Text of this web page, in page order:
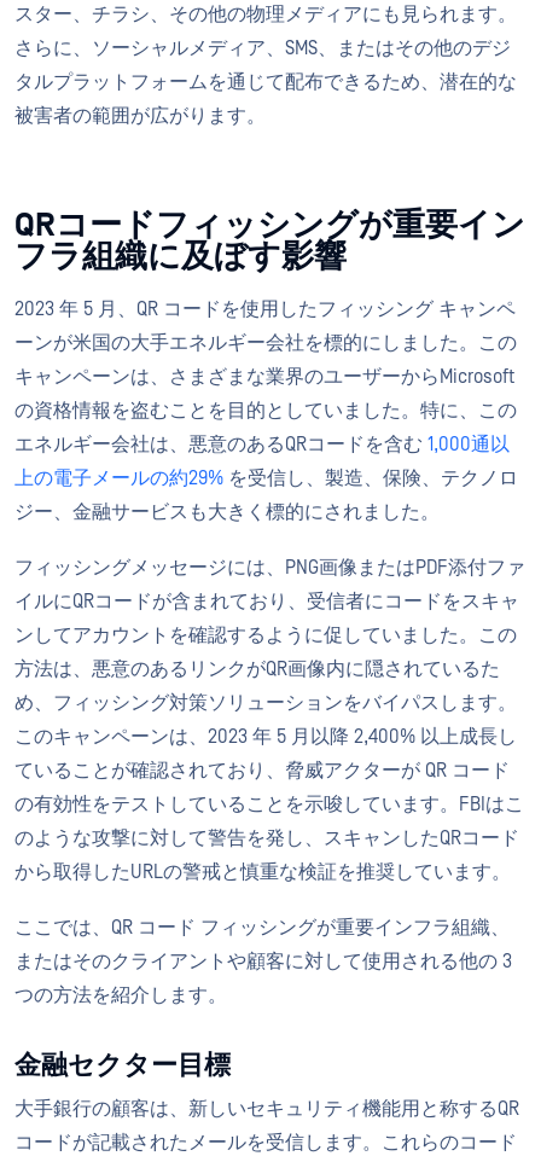
スター、チラシ、その他の物理メディアにも見られます。
さらに、ソーシャルメディア、SMS、またはその他のデジ
タルプラットフォームを通じて配布できるため、潜在的な
被害者の範囲が広がります。
QRコードフィッシングが重要イン
フラ組織に及ぼす影響
2023 年 5 月、QR コードを使用したフィッシング キャンペ
ーンが米国の大手エネルギー会社を標的にしました。この
キャンペーンは、さまざまな業界のユーザーからMicrosoft
の資格情報を盗むことを目的としていました。特に、この
エネルギー会社は、悪意のあるQRコードを含む 1,000通以
上の電子メールの約29% を受信し、製造、保険、テクノロ
ジー、金融サービスも大きく標的にされました。
フィッシングメッセージには、PNG画像またはPDF添付ファ
イルにQRコードが含まれており、受信者にコードをスキャ
ンしてアカウントを確認するように促していました。この
方法は、悪意のあるリンクがQR画像内に隠されているた
め、フィッシング対策ソリューションをバイパスします。
このキャンペーンは、2023 年 5 月以降 2,400% 以上成長し
ていることが確認されており、脅威アクターが QR コード
の有効性をテストしていることを示唆しています。FBIはこ
のような攻撃に対して警告を発し、スキャンしたQRコード
から取得したURLの警戒と慎重な検証を推奨しています。
ここでは、QR コード フィッシングが重要インフラ組織、
またはそのクライアントや顧客に対して使用される他の 3
つの方法を紹介します。
金融セクター目標
大手銀行の顧客は、新しいセキュリティ機能用と称するQR
コードが記載されたメールを受信します。これらのコード